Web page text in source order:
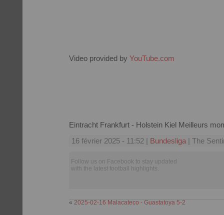
Video provided by YouTube.com
Eintracht Frankfurt - Holstein Kiel Meilleurs
16 février 2025 - 11:52 | Bundesliga | The
Follow us on Facebook to stay updated
with the latest football highlights.
« 2025-02-16 Malacateco - Guastatoya 5-2